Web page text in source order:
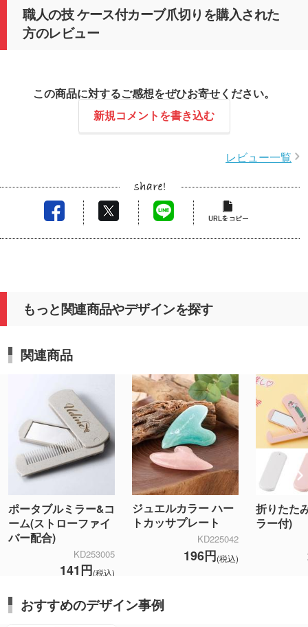
職人の技 ケース付カーブ爪切りを購入された
方のレビュー
この商品に対するご感想をぜひお寄せください。
新規コメントを書き込む
レビュー一覧
もっと関連商品やデザインを探す
関連商品
ポータブルミラー&コ
ーム(ストローファイ
バー配合)
KD253005
141円(税込)
ジュエルカラー ハー
トカッサプレート
KD225042
196円(税込)
折りたた
ラー付)
おすすめのデザイン事例